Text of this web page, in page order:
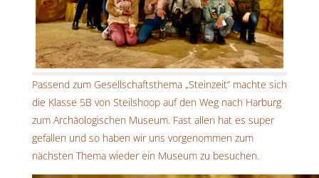
Passend zum Gesellschaftsthema „Steinzeit“ machte sich
die Klasse 5B von Steilshoop auf den Weg nach Harburg
zum Archäologischen Museum. Fast allen hat es super
gefallen und so haben wir uns vorgenommen zum
nächsten Thema wieder ein Museum zu besuchen.